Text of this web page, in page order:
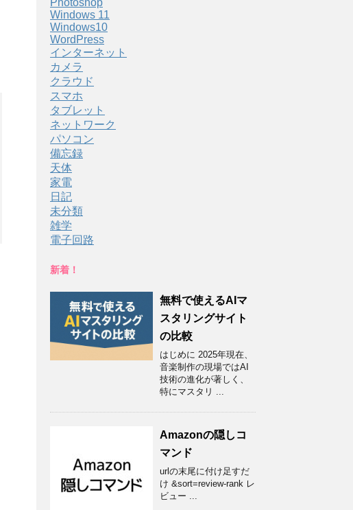
Photoshop
Windows 11
Windows10
WordPress
インターネット
カメラ
クラウド
スマホ
タブレット
ネットワーク
パソコン
備忘録
天体
家電
日記
未分類
雑学
電子回路
新着！
無料で使えるAIマ
スタリングサイト
の比較
はじめに 2025年現在、
音楽制作の現場ではAI
技術の進化が著しく、
特にマスタリ ...
Amazonの隠しコ
マンド
urlの末尾に付け足すだ
け &sort=review-rank レ
ビュー ...